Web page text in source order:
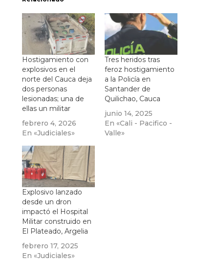
Hostigamiento con
explosivos en el
norte del Cauca deja
dos personas
lesionadas; una de
ellas un militar
febrero 4, 2026
En «Judiciales»
Tres heridos tras
feroz hostigamiento
a la Policía en
Santander de
Quilichao, Cauca
junio 14, 2025
En «Cali - Pacifico -
Valle»
Explosivo lanzado
desde un dron
impactó el Hospital
Militar construido en
El Plateado, Argelia
febrero 17, 2025
En «Judiciales»